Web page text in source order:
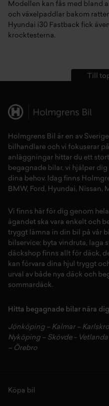
Modellen kan fås med bland
och växelpaddlar bakom
Hyundai i30 Fastback fick
krocktesterna.
Till
Holmgrens Bil är en av
bilhandlare och vi fokuserar
anläggningar hittar du ett
begagnade bilar, vi hjälper
dina behov. Idag finns
BMW, Ford, Hyundai, Nissan ,
Vi finns här för dig genom
ägandet ska vara enkelt och
tryggt lämna in din bil på vår
bilservice: byta vindruta, laga
däckshop finns allt för däck,
kan förvara dina hjul tryggt
urval av både nya däck och
sommardäck.
Hitta begagnade bilar nära dig
Jönköping– Kalmar –
Nyköping– Skövde- Vetlanda
– Örebro
Köpa bil